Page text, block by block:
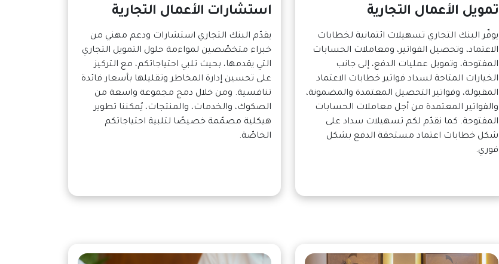
تمويل الأعمال التجارية
يوفّر البنك التجاري تسهيلات ائتمانية لخطابات
الاعتماد، وتحصيل الفواتير، ومعاملات الحسابات
المفتوحة، وتمويل عمليات الدفع، إلى جانب
الخيارات المتاحة لسداد فواتير خطابات الاعتماد
المقبولة، وفواتير التحصيل المعتمدة والمضمونة،
والفواتير المعتمدة من أجل معاملات الحسابات
المفتوحة. كما نقدّم لكم تسهيلات سداد على
شكل خطابات اعتماد مستحقة الدفع بشكل
فوري.
استشارات الأعمال التجارية
يقدّم البنك التجاري استشارات ودعم مهني من
خبراء متخصّصين لمواءمة حلول التمويل التجاري
التي يقدمها، بحيث تلبي احتياجاتكم، مع التركيز
على تحسين إدارة المخاطر وتقليلها بأسعار فائدة
تنافسية. ومن خلال دمج مجموعة واسعة من
الصكوك، والخدمات، والمنتجات، يُمكننا تطوير
هيكلية مصمّمة خصيصًا لتلبية احتياجاتكم
الخاصّة.